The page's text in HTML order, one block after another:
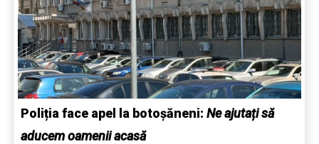
Poliția face apel la botoșăneni: Ne ajutați să
aducem oamenii acasă